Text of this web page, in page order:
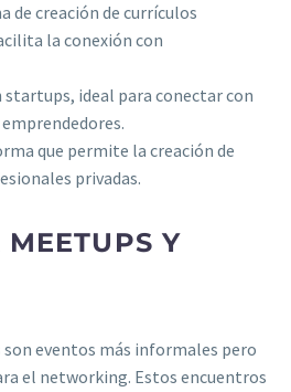
de creación de currículos
la conexión con
startups, ideal para conectar con
que permite la creación de
privadas.
Y
son eventos más informales pero
el networking. Estos encuentros